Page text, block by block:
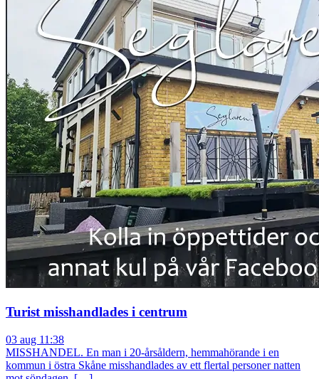
Turist misshandlades i centrum
03 aug 11:38
MISSHANDEL. En man i 20-årsåldern, hemmahörande i en
kommun i östra Skåne misshandlades av ett flertal personer natten